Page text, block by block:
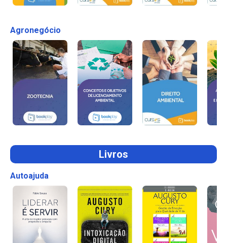
Agronegócio
Livros
Autoajuda